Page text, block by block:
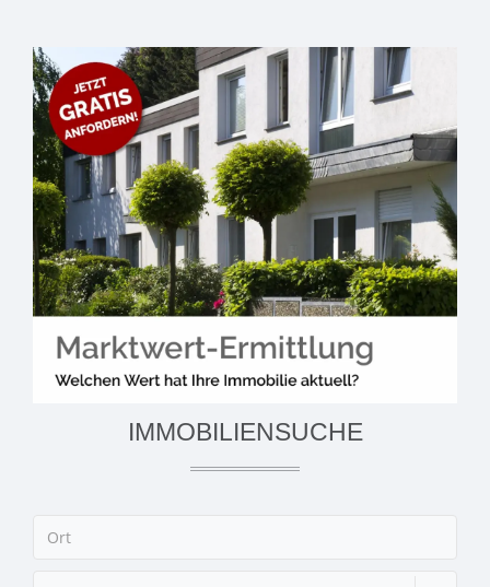
IMMOBILIENSUCHE